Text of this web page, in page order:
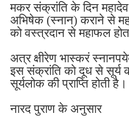
मकर संक्रांति के दिन
अभिषेक (स्नान) कराने से
को वस्त्रदान से महाफल
अत्र क्षीरेण भास्करं
इस संक्रांति को दूध से सूर्य
सूर्यलोक की प्राप्ति होती है।
नारद पुराण के अनुसार